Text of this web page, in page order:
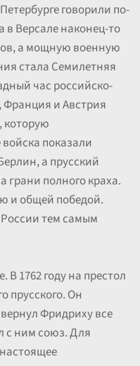
говорили по-
в Версале наконец-то
а мощную военную
стала Семилетняя
час российско-
Франция и Австрия
которую
показали
а прусский
грани полного краха.
и общей победой.
тем самым
В 1762 году на престол
прусского. Он
Фридриху все
с ним союз. Для